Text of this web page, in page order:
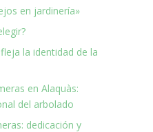
en jardinería»
la identidad de la
en Alaquàs:
del arbolado
dedicación y